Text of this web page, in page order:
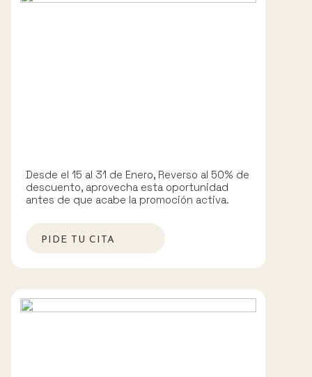
Desde el 15 al 31 de Enero, Reverso al 50% de
descuento, aprovecha esta oportunidad
antes de que acabe la promoción activa.
PIDE TU CITA